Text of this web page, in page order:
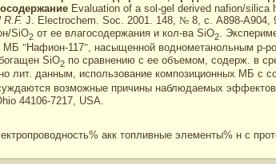
Evaluation of a sol-gel derived nafion/silica
J. Electrochem. Soc. 2001. 148, №8, с. A898-A904,
SiO2от ее влагосодержания и кол-ва SiO2.
МБ "Нафион-117", насыщенной воднометанольным р-
SiO2по сравнению с ее объемом, содерж. в
лит. данным, использование композиционных МБ с
возможные причины наблюдаемых
44106-7217, USA.
акк топливные элементы% н с